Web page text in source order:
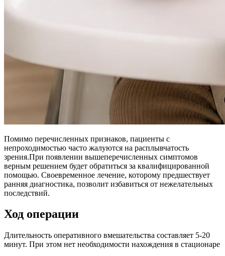
Помимо перечисленных признаков, пациенты с
непроходимостью часто жалуются на расплывчатость
зрения.При появлении вышеперечисленных симптомов
верным решением будет обратиться за квалифицированной
помощью. Своевременное лечение, которому предшествует
ранняя диагностика, позволит избавиться от нежелательных
последствий.
Ход операции
Длительность оперативного вмешательства составляет 5-20
минут. При этом нет необходимости нахождения в стационаре